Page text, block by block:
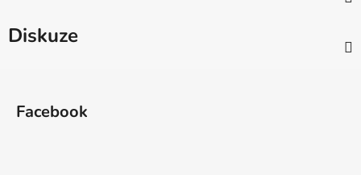
Diskuze
Facebook